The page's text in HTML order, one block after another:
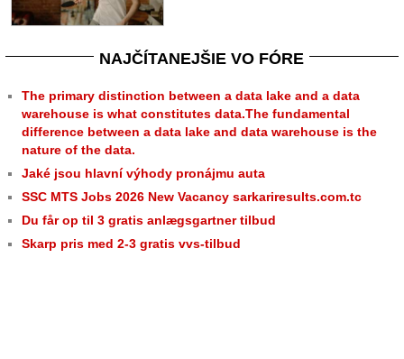
NAJČÍTANEJŠIE VO FÓRE
The primary distinction between a data lake and a data
warehouse is what constitutes data.The fundamental
difference between a data lake and data warehouse is the
nature of the data.
Jaké jsou hlavní výhody pronájmu auta
SSC MTS Jobs 2026 New Vacancy sarkariresults.com.tc
Du får op til 3 gratis anlægsgartner tilbud
Skarp pris med 2-3 gratis vvs-tilbud